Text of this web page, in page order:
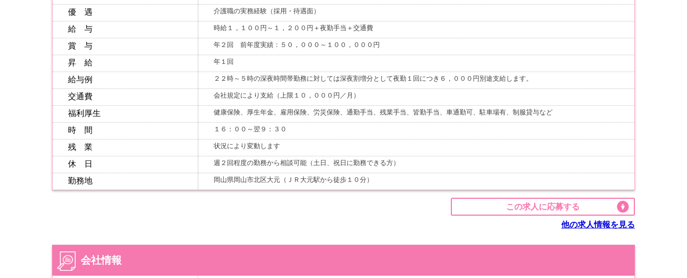
優 遇 介護職の実務経験（採用・待遇面）
給 与 時給１，１００円～１，２００円＋夜勤手当＋交通費
賞 与 年２回 前年度実績：５０，０００～１００，０００円
昇 給 年１回
給与例 ２２時～５時の深夜時間帯勤務に対しては深夜割増分として夜勤１回につき６，０００円別途支給します。
交通費 会社規定により支給（上限１０，０００円／月）
福利厚生 健康保険、厚生年金、雇用保険、労災保険、通勤手当、残業手当、皆勤手当、車通勤可、駐車場有、制服貸与など
時 間 １６：００～翌９：３０
残 業 状況により変動します
休 日 週２回程度の勤務から相談可能（土日、祝日に勤務できる方）
勤務地 岡山県岡山市北区大元（ＪＲ大元駅から徒歩１０分）
この求人に応募する
他の求人情報を見る
会社情報